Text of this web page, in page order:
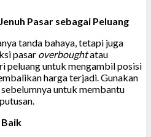
Pasar sebagai Peluang
tanda bahaya, tetapi juga
pasar overboughtatau
peluang untuk mengambil posisi
harga terjadi. Gunakan
untuk membantu
Baik